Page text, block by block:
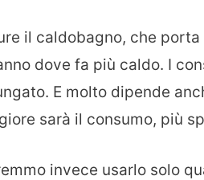
il caldobagno, che
dove fa più caldo. I
E molto dipende
sarà il consumo, più
invece usarlo solo